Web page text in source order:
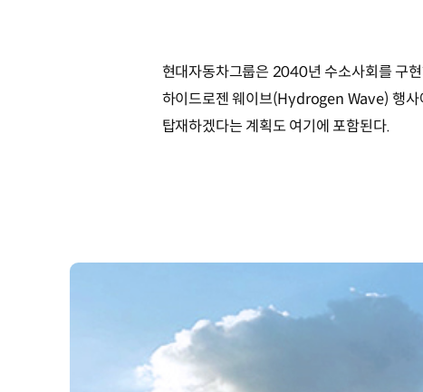
현대자동차그룹은 2040년 수소사회를 구
하이드로젠 웨이브(Hydrogen Wave) 행사
탑재하겠다는 계획도 여기에 포함된다.